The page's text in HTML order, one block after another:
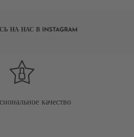
НА НАС В INSTAGRAM
качество